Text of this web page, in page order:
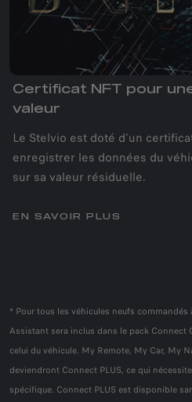
Certificat NFT pour
valeur
Le Stelvio est doté d'un
enregistrer les données du
sur sa valeur résiduelle.
EN SAVOIR PLUS
* Pour tous les véhicules neufs
Assistant sera inclus dans le pack Connect
celui du véhicule. My Remote, My Car, My
deviendront Connect PLUS, ce qui
spécifique. Connect PLUS est disponible